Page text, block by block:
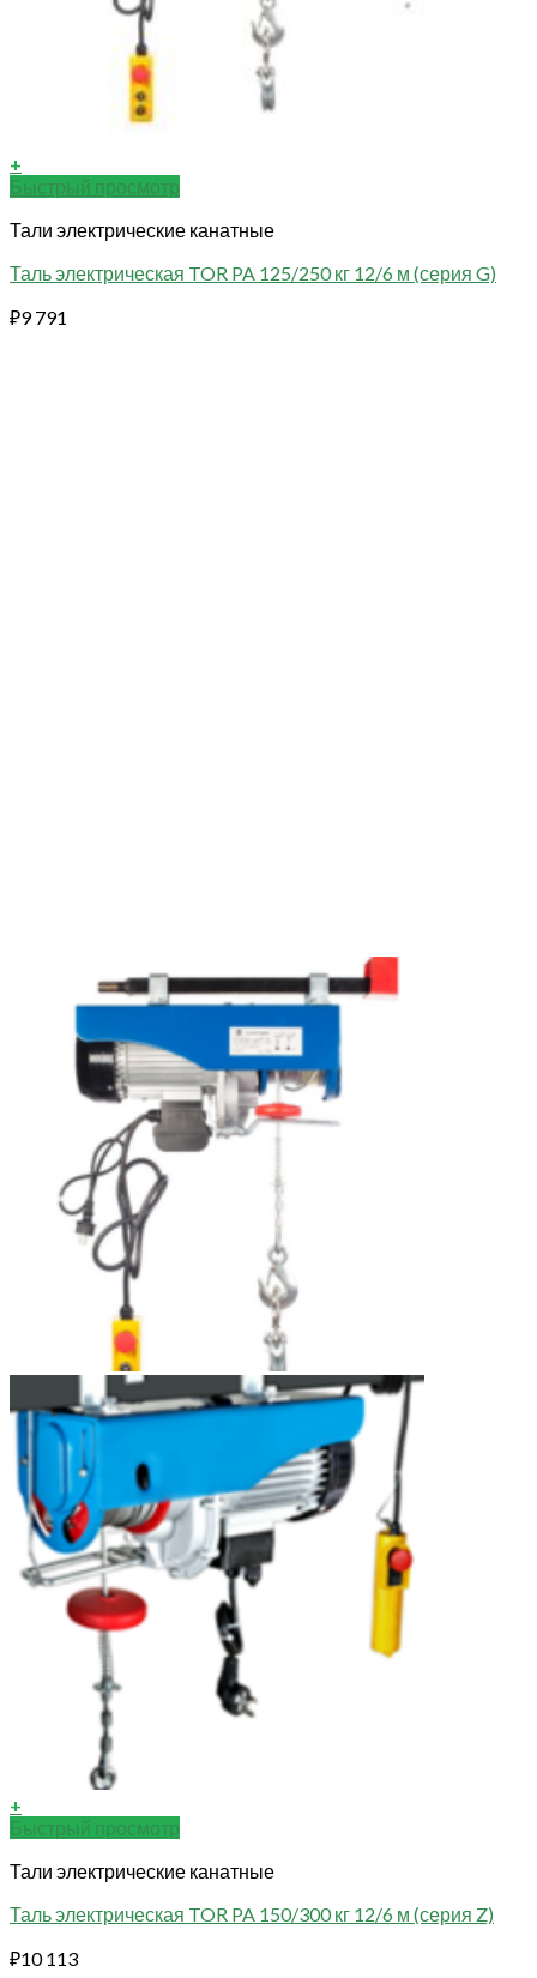
+
Быстрый просмотр
Тали электрические канатные
Таль электрическая TOR PA 125/250 кг 12/6 м (серия G)
₽9 791
+
Быстрый просмотр
Тали электрические канатные
Таль электрическая TOR PA 150/300 кг 12/6 м (серия Z)
₽10 113